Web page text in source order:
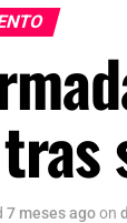
7 meses agoon